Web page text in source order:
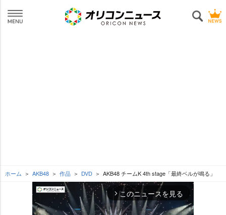
ホーム AKB48 作品 DVD AKB48 チームK 4th stage「最終ベルが鳴る」
arrow_forward_ios このニュースを見る